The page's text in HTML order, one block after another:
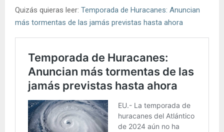
Quizás quieras leer: Temporada de Huracanes: Anuncian
más tormentas de las jamás previstas hasta ahora